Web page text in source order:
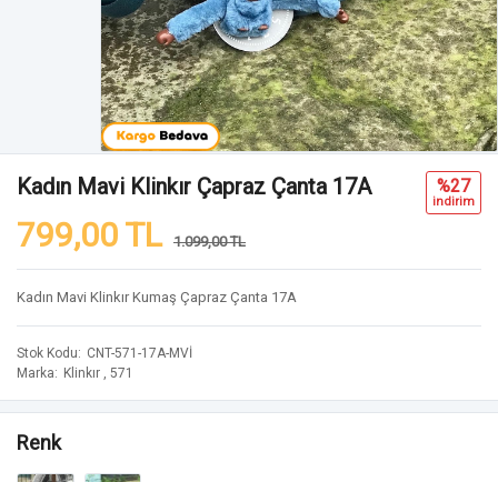
Kadın Mavi Klinkır Çapraz Çanta 17A
799,00 TL 1.099,00 TL
%27
i̇ndi̇ri̇m
Kadın Mavi Klinkır Kumaş Çapraz Çanta 17A
Stok Kodu
CNT-571-17A-MVİ
Marka
Klinkır 571
Renk